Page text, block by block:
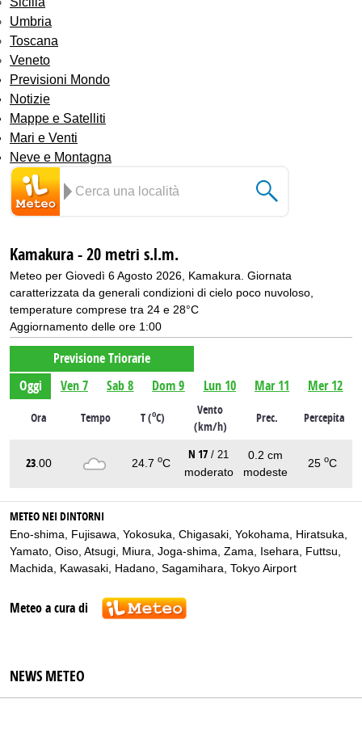
Umbria
Toscana
Veneto
Previsioni Mondo
Notizie
Mappe e Satelliti
Mari e Venti
Neve e Montagna
Kamakura - 20 metri s.l.m.
Meteo per Giovedì 6 Agosto 2026, Kamakura. Giornata
caratterizzata da generali condizioni di cielo poco nuvoloso,
temperature comprese tra 24 e 28°C
Aggiornamento delle ore 1:00
Previsione Triorarie
Oggi
Ven 7 Sab 8 Dom 9 Lun 10 Mar 11 Mer 12
Ora Tempo T (oC)
Vento
(km/h)
Prec. Percepita
23 .00 24.7 oC
N 17 / 21
moderato
0.2 cm
modeste
25 oC
METEO NEI DINTORNI
Eno-shima Fujisawa Yokosuka Chigasaki Yokohama Hiratsuka
Yamato Oiso Atsugi Miura Joga-shima Zama Isehara Futtsu
Machida
Kawasaki Hadano Sagamihara Tokyo Airport
Meteo a cura di
NEWS METEO